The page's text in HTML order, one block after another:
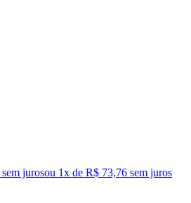
jurosou 1x de R$ 73,76 sem juros